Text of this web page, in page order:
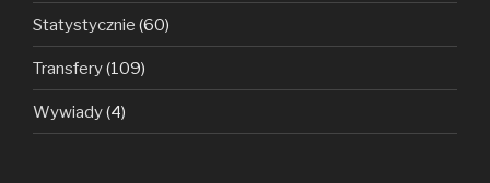
Statystycznie (60)
Transfery(109)
Wywiady(4)